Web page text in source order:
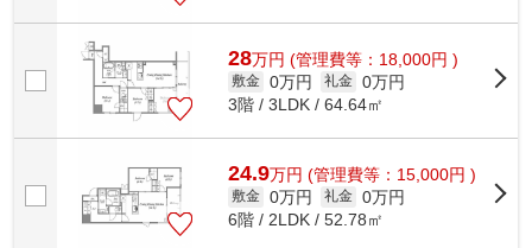
28万円 (管理費等：18,000円 )
敷金 0万円 礼金 0万円
3階 / 3LDK / 64.64㎡
24.9万円 (管理費等：15,000円 )
敷金 0万円 礼金 0万円
6階 / 2LDK / 52.78㎡